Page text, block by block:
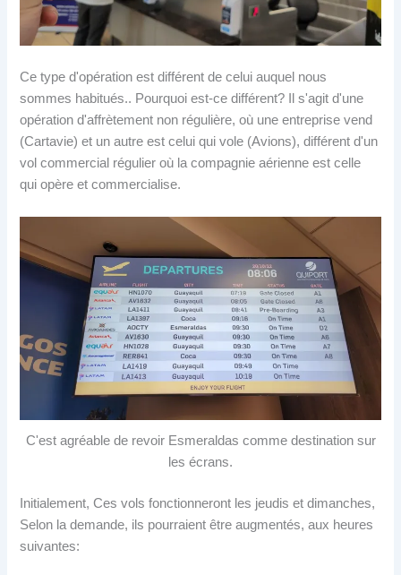
Ce type d'opération est différent de celui auquel nous
sommes habitués.. Pourquoi est-ce différent? Il s'agit d'une
opération d'affrètement non régulière, où une entreprise vend
(Cartavie) et un autre est celui qui vole (Avions), différent d'un
vol commercial régulier où la compagnie aérienne est celle
qui opère et commercialise.
C'est agréable de revoir Esmeraldas comme destination sur
les écrans.
Initialement, Ces vols fonctionneront les jeudis et dimanches,
Selon la demande, ils pourraient être augmentés, aux heures
suivantes: